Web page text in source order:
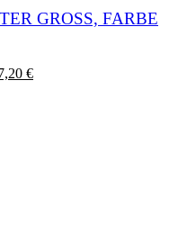
der
7,20 €.
GROSS, FARBE O
€Aktueller